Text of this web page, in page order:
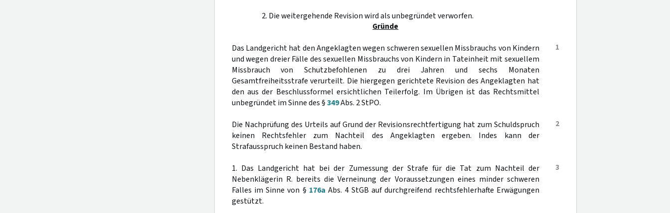
2. Die weitergehende Revision wird als unbegründet verworfen.
Gründe
1
Das Landgericht hat den Angeklagten wegen schweren sexuellen Missbrauchs von Kindern
und wegen dreier Fälle des sexuellen Missbrauchs von Kindern in Tateinheit mit sexuellem
Missbrauch von Schutzbefohlenen zu drei Jahren und sechs Monaten
Gesamtfreiheitsstrafe verurteilt. Die hiergegen gerichtete Revision des Angeklagten hat
den aus der Beschlussformel ersichtlichen Teilerfolg. Im Übrigen ist das Rechtsmittel
unbegründet im Sinne des §349Abs. 2 StPO.
2
Die Nachprüfung des Urteils auf Grund der Revisionsrechtfertigung hat zum Schuldspruch
keinen Rechtsfehler zum Nachteil des Angeklagten ergeben. Indes kann der
Strafausspruch keinen Bestand haben.
3
1. Das Landgericht hat bei der Zumessung der Strafe für die Tat zum Nachteil der
Nebenklägerin R. bereits die Verneinung der Voraussetzungen eines minder schweren
Falles im Sinne von § 176a Abs. 4 StGB auf durchgreifend rechtsfehlerhafte Erwägungen
gestützt.